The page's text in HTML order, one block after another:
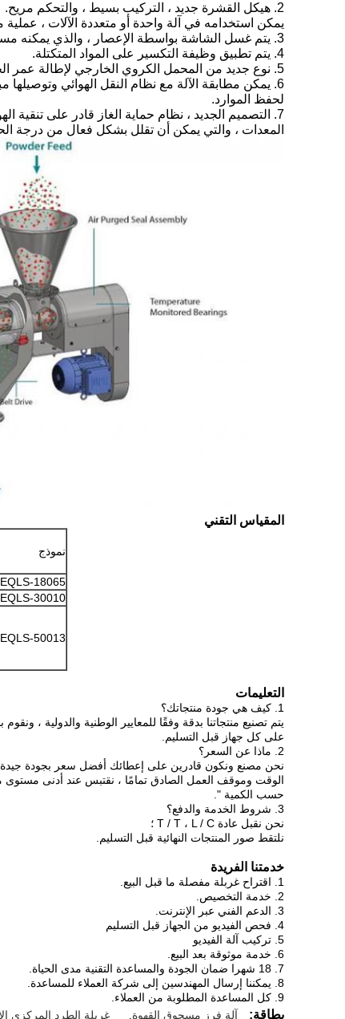
2. هيكل القشرة جديد ، التركيب بسيط ، والتحكم مريح.
يمكن استخدامه في آلة واحدة أو متعددة الآلات ،
3. يتم غسل الشاشة بواسطة الإعصار ، والذي يمكنه مسح الشبكة تلقائيًا.
4. يتم تطبيق وظيفة التكسير على المواد المتكتلة.
5. نوع جديد من المحمل الكروي الخارجي لإطالة عمر الخدمة.
6. يمكن مطابقة الآلة مع نظام النقل الهوائي وتوصيلها مباشرة بالمجرى الهوائي
لحفظ الموارد.
7. التصميم الجديد ، نظام حماية الغاز قادر على تنقية الهواء وإرساله إلى كل من
المعدات ، والتي يمكن أن تقلل بشكل فعال من درجة
المقياس التقني
نموذج
EQLS-18065
EQLS-30010
EQLS-50013
التعليمات
1. كيف هي جودة منتجاتك؟
يتم تصنيع منتجاتنا بدقة وفقًا للمعايير الوطنية والدولية ، ونقوم
على كل جهاز قبل التسليم.
2. ماذا عن السعر؟
نحن مصنع ونكون قادرين على إعطائك أفضل سعر بجودة جيدة ،
الوقت وموقف العمل الصادق تمامًا ، نقتبس عند أدنى
حسب الكمية ".
3. شروط الخدمة والدفع؟
نحن نقبل عادة T / T ، L / C ؛
نلتقط صور المنتجات النهائية قبل التسليم.
خدمتنا الفريدة
1. اقتراح غربلة مفصلة ما قبل البيع.
2. خدمة التخصيص.
3. الدعم الفني عبر الإنترنت.
4. فحص الفيديو من الجهاز قبل التسليم
5. تركيب آلة الفيديو
6. خدمة موثوقة بعد البيع.
7. 18 شهرا ضمان الجودة والمساعدة التقنية مدى الحياة.
8. يمكننا إرسال المهندسين إلى شركة العملاء للمساعدة.
9. كل المساعدة المطلوبة من العملاء.
بطاقة: آلة فرز مسحوق القهوة غربلة الطرد المركزي